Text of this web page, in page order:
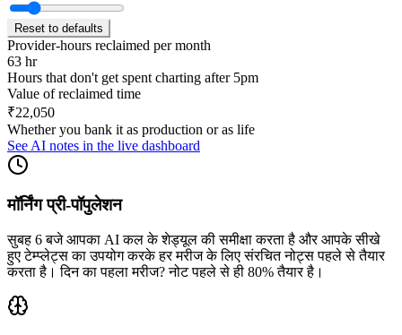
Reset to defaults
Provider-hours reclaimed per month
63 hr
Hours that don't get spent charting after 5pm
Value of reclaimed time
₹22,050
Whether you bank it as production or as life
See AI notes in the live dashboard
मॉर्निंग प्री-पॉपुलेशन
सुबह 6 बजे आपका AI कल के शेड्यूल की समीक्षा करता है और आपके सीखे
हुए टेम्प्लेट्स का उपयोग करके हर मरीज के लिए संरचित नोट्स पहले से तैयार
करता है। दिन का पहला मरीज? नोट पहले से ही 80% तैयार है।